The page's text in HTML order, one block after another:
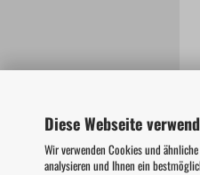
Diese Webseite
Wir verwenden Cookies und
analysieren und Ihnen ein